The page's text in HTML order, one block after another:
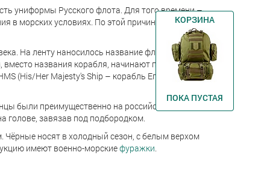
униформы Русского флота. Для того времени –
в морских условиях. По этой причине,
На ленту наносилось название флотского
названия корабля, начинают писать
(His/Her Majesty's Ship – корабль Его/Её
были преимущественно на российском флоте,
голове, завязав под подбородком.
носят в холодный сезон, с белым верхом
имеют военно-морскиефуражки.
КОРЗИНА
ПОКА ПУСТАЯ